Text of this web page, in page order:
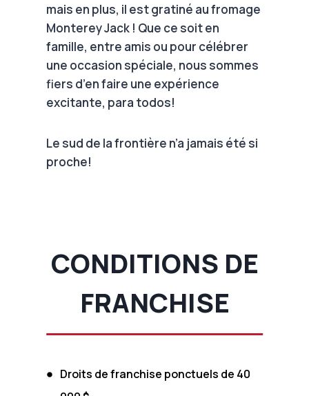
mais en plus, il est gratiné au fromage
Monterey Jack ! Que ce soit en
famille, entre amis ou pour célébrer
une occasion spéciale, nous sommes
fiers d’en faire une expérience
excitante, para todos!
Le sud de la frontière n’a jamais été si
proche!
CONDITIONS DE
FRANCHISE
Droits de franchise ponctuels de 40